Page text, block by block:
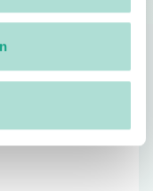
link) link)